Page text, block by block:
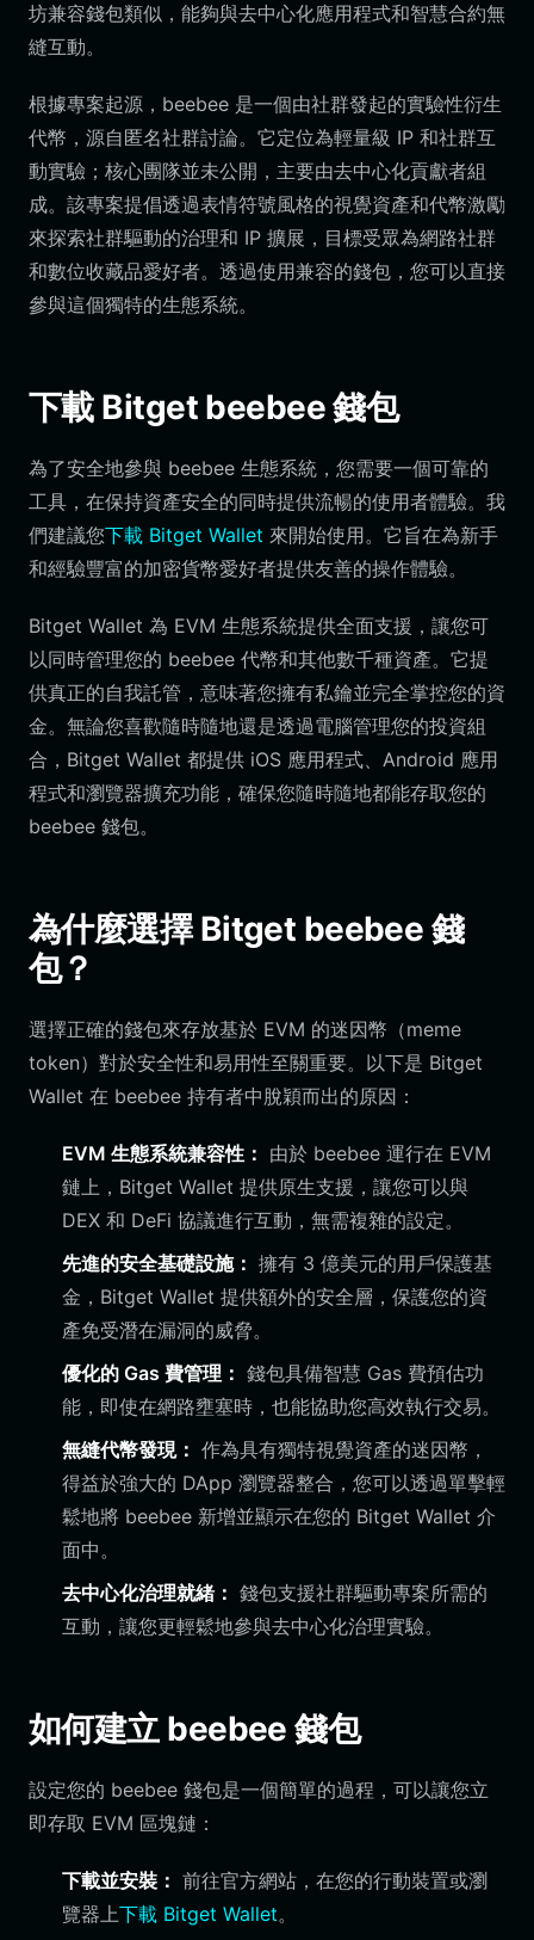
坊兼容錢包類似，能夠與去中心化應用程式和智慧合約無
縫互動。
根據專案起源，beebee 是一個由社群發起的實驗性衍生
代幣，源自匿名社群討論。它定位為輕量級 IP 和社群互
動實驗；核心團隊並未公開，主要由去中心化貢獻者組
成。該專案提倡透過表情符號風格的視覺資產和代幣激勵
來探索社群驅動的治理和 IP 擴展，目標受眾為網路社群
和數位收藏品愛好者。透過使用兼容的錢包，您可以直接
參與這個獨特的生態系統。
下載 Bitget beebee 錢包
為了安全地參與 beebee 生態系統，您需要一個可靠的
工具，在保持資產安全的同時提供流暢的使用者體驗。我
們建議您下載 Bitget Wallet 來開始使用。它旨在為新手
和經驗豐富的加密貨幣愛好者提供友善的操作體驗。
Bitget Wallet 為 EVM 生態系統提供全面支援，讓您可
以同時管理您的 beebee 代幣和其他數千種資產。它提
供真正的自我託管，意味著您擁有私鑰並完全掌控您的資
金。無論您喜歡隨時隨地還是透過電腦管理您的投資組
合，Bitget Wallet 都提供 iOS 應用程式、Android 應用
程式和瀏覽器擴充功能，確保您隨時隨地都能存取您的
beebee 錢包。
為什麼選擇 Bitget beebee 錢
包？
選擇正確的錢包來存放基於 EVM 的迷因幣（meme
token）對於安全性和易用性至關重要。以下是 Bitget
Wallet 在 beebee 持有者中脫穎而出的原因：
EVM 生態系統兼容性： 由於 beebee 運行在 EVM
鏈上，Bitget Wallet 提供原生支援，讓您可以與
DEX 和 DeFi 協議進行互動，無需複雜的設定。
先進的安全基礎設施： 擁有 3 億美元的用戶保護基
金，Bitget Wallet 提供額外的安全層，保護您的資
產免受潛在漏洞的威脅。
優化的 Gas 費管理： 錢包具備智慧 Gas 費預估功
能，即使在網路壅塞時，也能協助您高效執行交易。
無縫代幣發現： 作為具有獨特視覺資產的迷因幣，
得益於強大的 DApp 瀏覽器整合，您可以透過單擊輕
鬆地將 beebee 新增並顯示在您的 Bitget Wallet 介
面中。
去中心化治理就緒： 錢包支援社群驅動專案所需的
互動，讓您更輕鬆地參與去中心化治理實驗。
如何建立 beebee 錢包
設定您的 beebee 錢包是一個簡單的過程，可以讓您立
即存取 EVM 區塊鏈：
下載並安裝： 前往官方網站，在您的行動裝置或瀏
覽器上下載 Bitget Wallet。